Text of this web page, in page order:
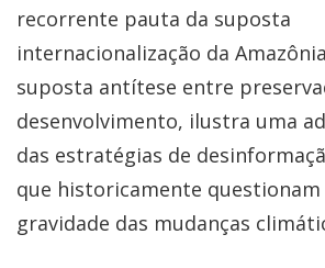
recorrente pauta da suposta
internacionalização da
suposta antítese entre
desenvolvimento, ilustra uma
das estratégias de
que historicamente questionam
gravidade das mudanças